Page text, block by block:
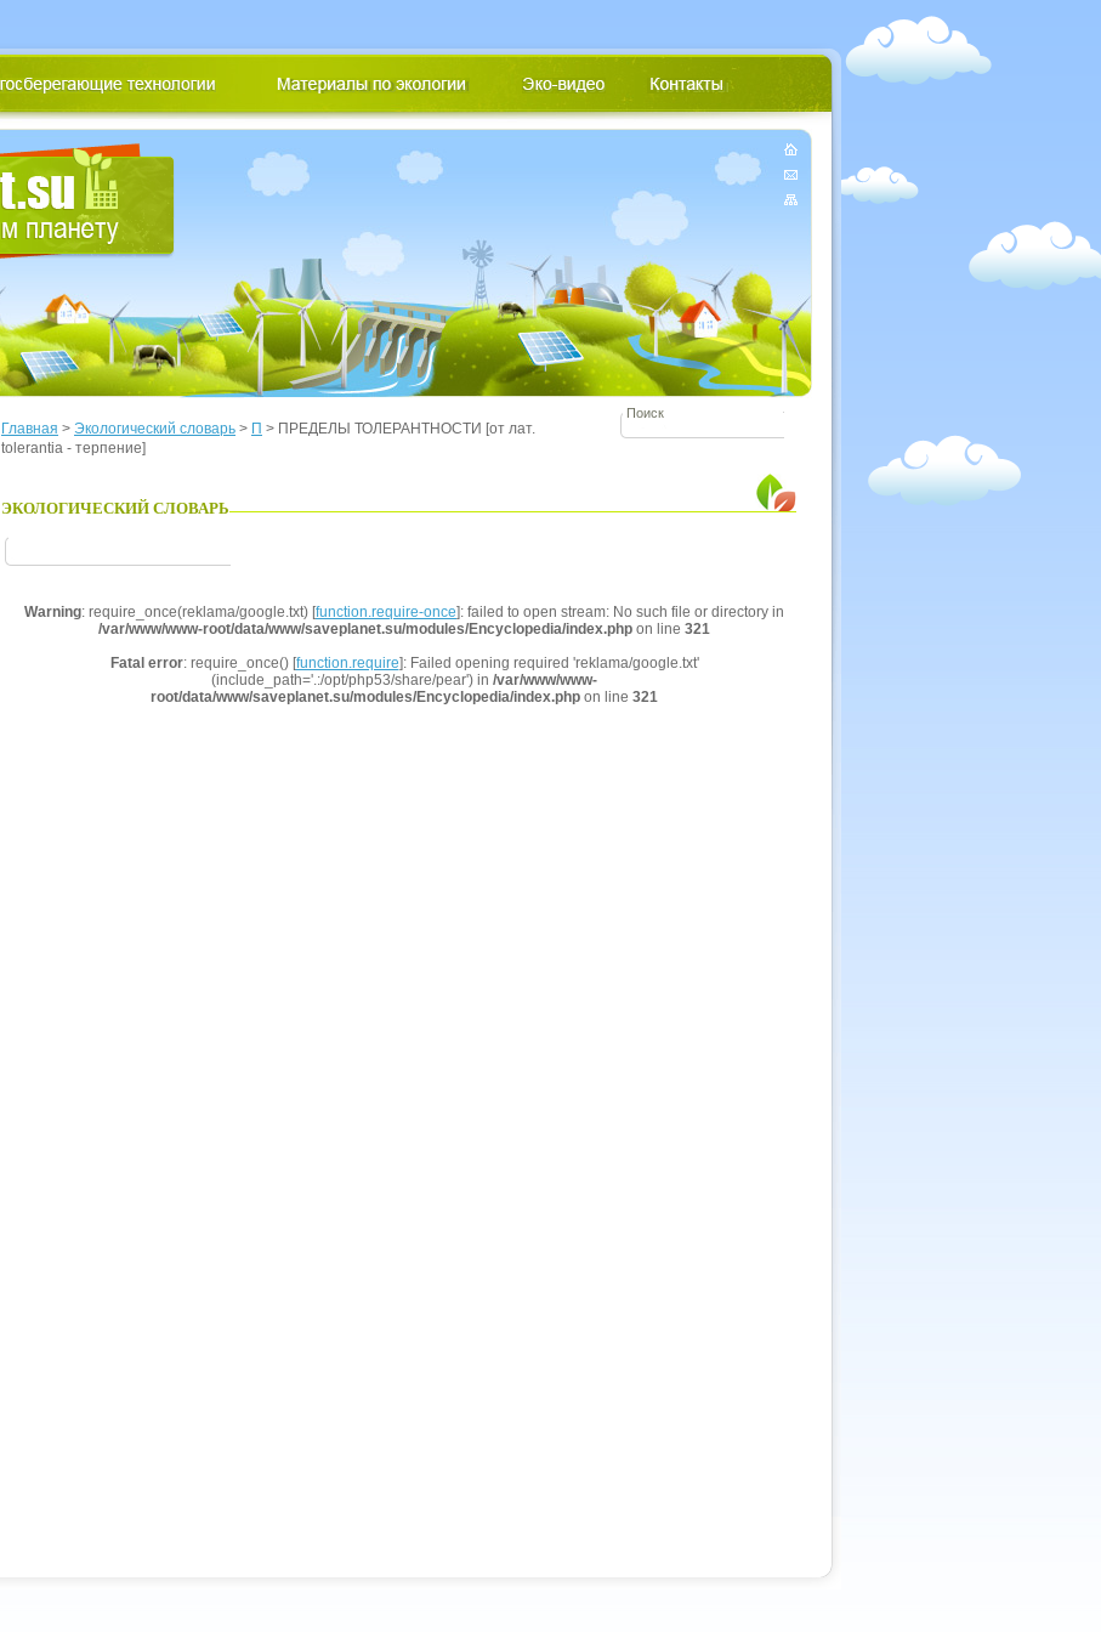
Главная > Экологический словарь > П > ПРЕДЕЛЫ ТОЛЕРАНТНОСТИ [от лат.
tolerantia - терпение]
ЭКОЛОГИЧЕСКИЙ СЛОВАРЬ
Warning: require_once(reklama/google.txt) [function.require-once]: failed to open stream: No such file or directory in
/var/www/www-root/data/www/saveplanet.su/modules/Encyclopedia/index.php on line 321
Fatal error: require_once() [function.require]: Failed opening required 'reklama/google.txt'
(include_path='.:/opt/php53/share/pear') in /var/www/www-
root/data/www/saveplanet.su/modules/Encyclopedia/index.php on line 321